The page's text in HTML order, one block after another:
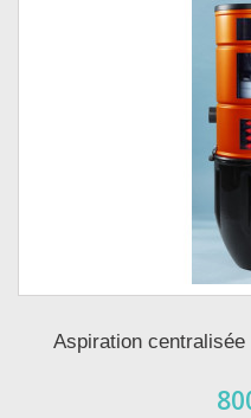
Aspiration